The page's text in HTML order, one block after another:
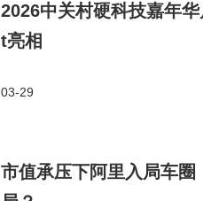
2026中关村硬科技嘉年
t亮相
03-29
市值承压下阿里入局车